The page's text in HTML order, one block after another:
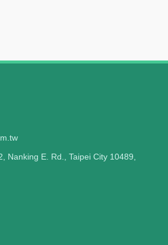
Nanking E. Rd., Taipei City 10489,